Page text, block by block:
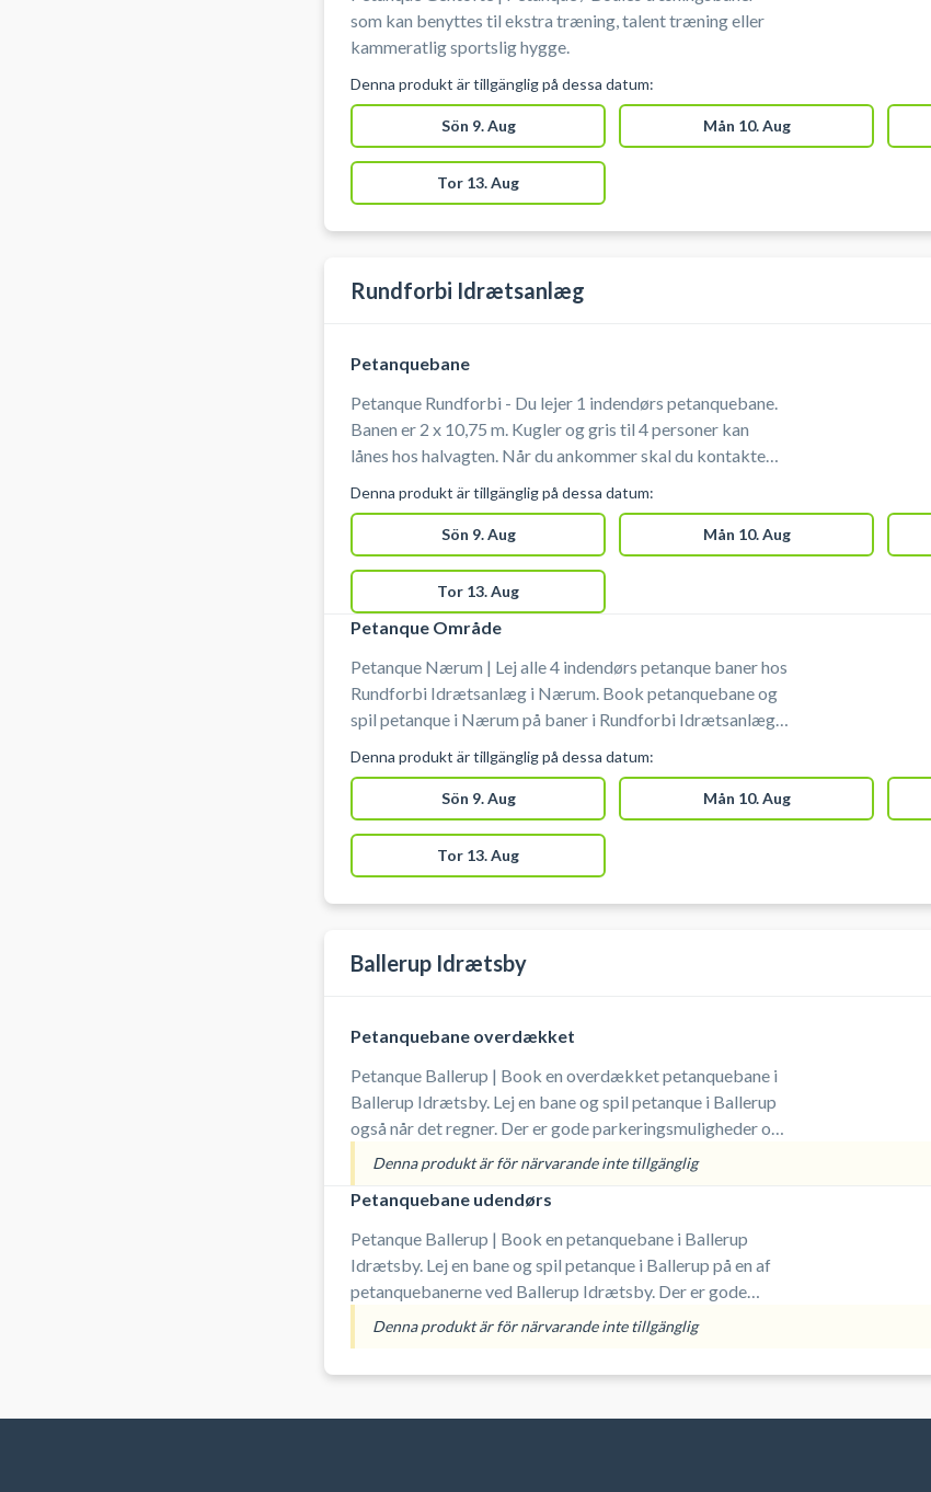
som kan benyttes til ekstra træning, talent træning eller
kammeratlig sportslig hygge.
Denna produkt är tillgänglig på dessa datum:
Sön 9. Aug Mån 10. Aug
Tor 13. Aug
Rundforbi Idrætsanlæg
Petanquebane
Petanque Rundforbi - Du lejer 1 indendørs petanquebane.
Banen er 2 x 10,75 m. Kugler og gris til 4 personer kan
lånes hos halvagten. Når du ankommer skal du kontakte
Denna produkt är tillgänglig på dessa datum:
Sön 9. Aug Mån 10. Aug
Tor 13. Aug
Petanque Område
Petanque Nærum | Lej alle 4 indendørs petanque baner hos
Rundforbi Idrætsanlæg i Nærum. Book petanquebane og
spil petanque i Nærum på baner i Rundforbi Idrætsanlæg.
kontakte halvagten på tlf.nr. 45 80 45 25.
Denna produkt är tillgänglig på dessa datum:
Sön 9. Aug Mån 10. Aug
Tor 13. Aug
Ballerup Idrætsby
Petanquebane overdækket
Petanque Ballerup | Book en overdækket petanquebane i
Ballerup Idrætsby. Lej en bane og spil petanque i Ballerup
også når det regner. Der er gode parkeringsmuligheder og
du medbringer selv udstyr.
Denna produkt är för närvarande inte tillgänglig
Petanquebane udendørs
Petanque Ballerup | Book en petanquebane i Ballerup
Idrætsby. Lej en bane og spil petanque i Ballerup på en af
petanquebanerne ved Ballerup Idrætsby. Der er gode
parkeringsmuligheder og du medbringer selv udstyr.
Denna produkt är för närvarande inte tillgänglig